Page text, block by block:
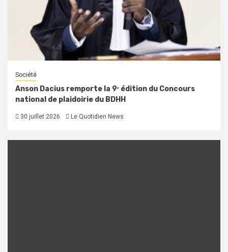
Société
Anson Dacius remporte la 9ᵉ édition du Concours
national de plaidoirie du BDHH
30 juillet 2026 Le Quotidien News